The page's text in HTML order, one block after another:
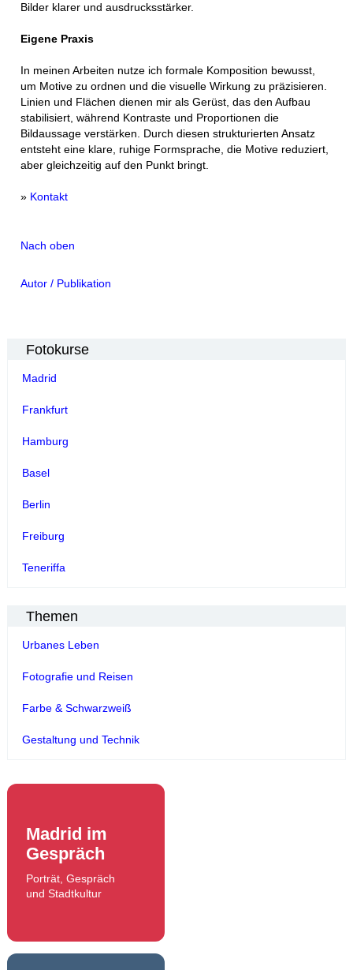
Bilder klarer und ausdrucksstärker.
Eigene Praxis
In meinen Arbeiten nutze ich formale Komposition bewusst,
um Motive zu ordnen und die visuelle Wirkung zu präzisieren.
Linien und Flächen dienen mir als Gerüst, das den Aufbau
stabilisiert, während Kontraste und Proportionen die
Bildaussage verstärken. Durch diesen strukturierten Ansatz
entsteht eine klare, ruhige Formsprache, die Motive reduziert,
aber gleichzeitig auf den Punkt bringt.
» Kontakt
Nach oben
Autor / Publikation
Fotokurse
Madrid
Frankfurt
Hamburg
Basel
Berlin
Freiburg
Teneriffa
Themen
Urbanes Leben
Fotografie und Reisen
Farbe & Schwarzweiß
Gestaltung und Technik
Madrid im
Gespräch
Porträt, Gespräch
und Stadtkultur